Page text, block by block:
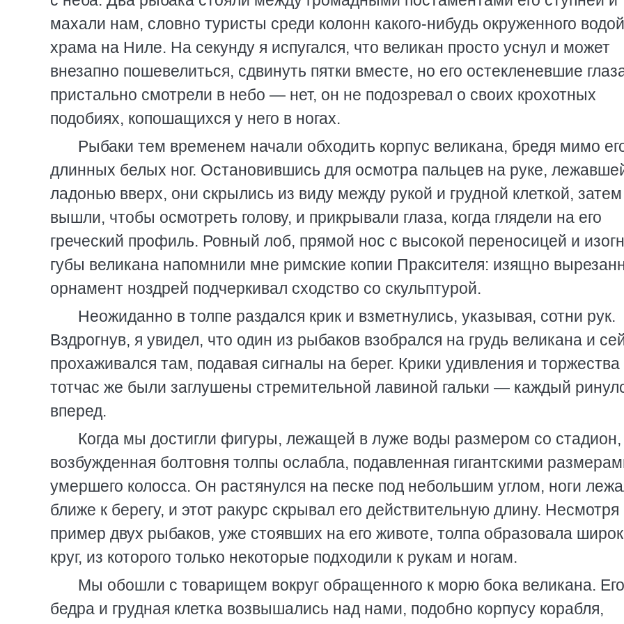
махали нам, словно туристы среди колонн какого-нибудь окруженного водой
храма на Ниле. На секунду я испугался, что великан просто уснул и может
внезапно пошевелиться, сдвинуть пятки вместе, но его остекленевшие
пристально смотрели в небо — нет, он не подозревал о своих крохотных
подобиях, копошащихся у него в ногах.
Рыбаки тем временем начали обходить корпус великана, бредя мимо
длинных белых ног. Остановившись для осмотра пальцев на руке,
ладонью вверх, они скрылись из виду между рукой и грудной клеткой, затем
вышли, чтобы осмотреть голову, и прикрывали глаза, когда глядели на его
греческий профиль. Ровный лоб, прямой нос с высокой переносицей и
губы великана напомнили мне римские копии Праксителя: изящно
орнамент ноздрей подчеркивал сходство со скульптурой.
Неожиданно в толпе раздался крик и взметнулись, указывая, сотни рук.
Вздрогнув, я увидел, что один из рыбаков взобрался на грудь великана и
прохаживался там, подавая сигналы на берег. Крики удивления и торжества
тотчас же были заглушены стремительной лавиной гальки — каждый
вперед.
Когда мы достигли фигуры, лежащей в луже воды размером со стадион,
возбужденная болтовня толпы ослабла, подавленная гигантскими
умершего колосса. Он растянулся на песке под небольшим углом, ноги
ближе к берегу, и этот ракурс скрывал его действительную длину. Несмотря
пример двух рыбаков, уже стоявших на его животе, толпа образовала
круг, из которого только некоторые подходили к рукам и ногам.
Мы обошли с товарищем вокруг обращенного к морю бока великана. Его
бедра и грудная клетка возвышались над нами, подобно корпусу корабля,